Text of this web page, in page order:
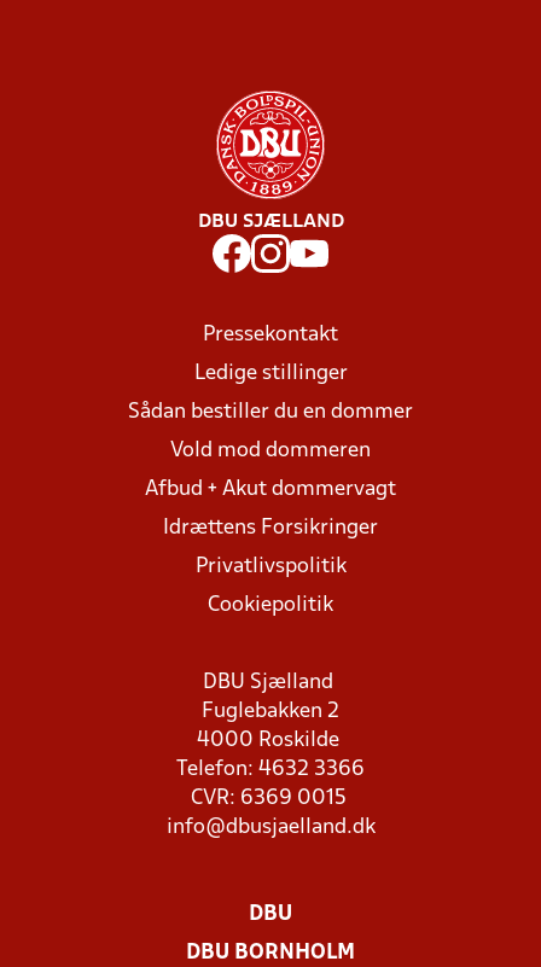
DBU SJÆLLAND
Pressekontakt
Ledige stillinger
Sådan bestiller du en dommer
Vold mod dommeren
Afbud + Akut dommervagt
Idrættens Forsikringer
Privatlivspolitik
Cookiepolitik
DBU Sjælland
Fuglebakken 2
4000 Roskilde
Telefon: 4632 3366
CVR: 6369 0015
info@dbusjaelland.dk
DBU
DBU BORNHOLM